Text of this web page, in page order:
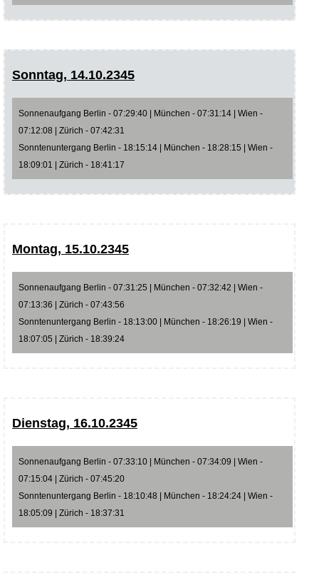
Sonntag, 14.10.2345
Sonnenaufgang Berlin - 07:29:40 | München - 07:31:14 | Wien -
07:12:08 | Zürich - 07:42:31
Sonntenuntergang Berlin - 18:15:14 | München - 18:28:15 | Wien -
18:09:01 | Zürich - 18:41:17
Montag, 15.10.2345
Sonnenaufgang Berlin - 07:31:25 | München - 07:32:42 | Wien -
07:13:36 | Zürich - 07:43:56
Sonntenuntergang Berlin - 18:13:00 | München - 18:26:19 | Wien -
18:07:05 | Zürich - 18:39:24
Dienstag, 16.10.2345
Sonnenaufgang Berlin - 07:33:10 | München - 07:34:09 | Wien -
07:15:04 | Zürich - 07:45:20
Sonntenuntergang Berlin - 18:10:48 | München - 18:24:24 | Wien -
18:05:09 | Zürich - 18:37:31